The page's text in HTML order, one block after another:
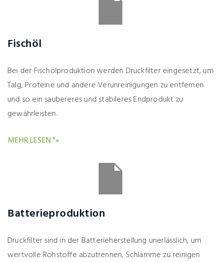
Fischöl
Bei der Fischölproduktion werden Druckfilter eingesetzt, um
Talg, Proteine und andere Verunreinigungen zu entfernen
und so ein saubereres und stabileres Endprodukt zu
gewährleisten.
MEHR LESEN "»
Batterieproduktion
Druckfilter sind in der Batterieherstellung unerlässlich, um
wertvolle Rohstoffe abzutrennen, Schlämme zu reinigen